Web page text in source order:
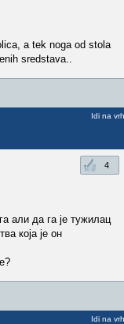
a tek noga od stola
sredstava..
Idi na vrh
4
али да га је тужилац
која је он
Idi na vrh